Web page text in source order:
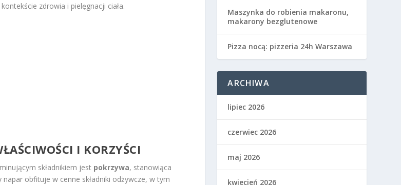
zdrowia i pielęgnacji ciała.
I KORZYŚCI
składnikiem jest pokrzywa, stanowiąca
obfituje w cenne składniki odżywcze, w tym
Maszynka do robienia makaronu,
makarony bezglutenowe
Pizza nocą: pizzeria 24h Warszawa
ARCHIWA
lipiec 2026
czerwiec 2026
maj 2026
kwiecień 2026